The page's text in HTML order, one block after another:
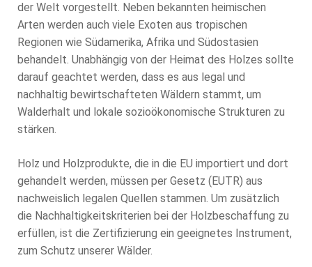
der Welt vorgestellt. Neben bekannten heimischen
Arten werden auch viele Exoten aus tropischen
Regionen wie Südamerika, Afrika und Südostasien
behandelt. Unabhängig von der Heimat des Holzes sollte
darauf geachtet werden, dass es aus legal und
nachhaltig bewirtschafteten Wäldern stammt, um
Walderhalt und lokale sozioökonomische Strukturen zu
stärken.
Holz und Holzprodukte, die in die EU importiert und dort
gehandelt werden, müssen per Gesetz (EUTR) aus
nachweislich legalen Quellen stammen. Um zusätzlich
die Nachhaltigkeitskriterien bei der Holzbeschaffung zu
erfüllen, ist die Zertifizierung ein geeignetes Instrument,
zum Schutz unserer Wälder.